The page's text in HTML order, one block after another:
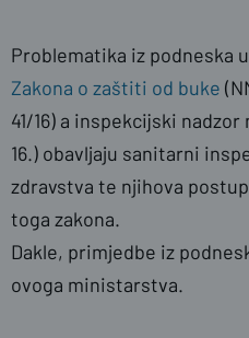
Problematika iz podneska
Zakona o zaštiti od buke
41/16) a inspekcijski
16.) obavljaju sanitarni
zdravstva te njihova
toga zakona.
Dakle, primjedbe iz
ovoga ministarstva.